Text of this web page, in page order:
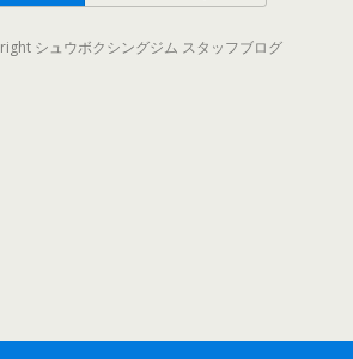
シュウボクシングジム スタッフブログ